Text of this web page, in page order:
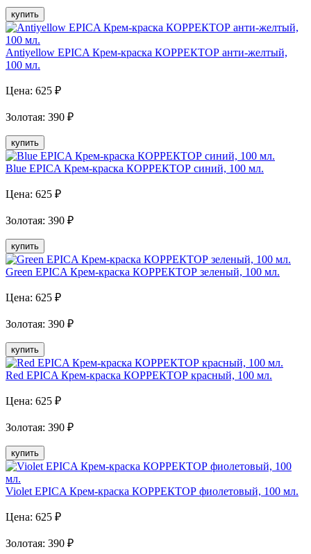
купить
Antiyellow EPICA Крем-краска КОРРЕКТОР анти-желтый,
100 мл.
Цена: 625 ₽
Золотая: 390 ₽
купить
Blue EPICA Крем-краска КОРРЕКТОР синий, 100 мл.
Цена: 625 ₽
Золотая: 390 ₽
купить
Green EPICA Крем-краска КОРРЕКТОР зеленый, 100 мл.
Цена: 625 ₽
Золотая: 390 ₽
купить
Red EPICA Крем-краска КОРРЕКТОР красный, 100 мл.
Цена: 625 ₽
Золотая: 390 ₽
купить
Violet EPICA Крем-краска КОРРЕКТОР фиолетовый, 100 мл.
Цена: 625 ₽
Золотая: 390 ₽